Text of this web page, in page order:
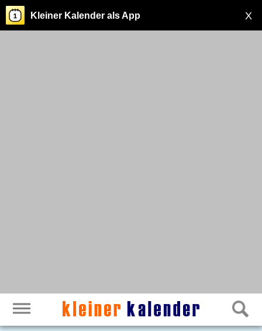
X
Kleiner Kalender als App